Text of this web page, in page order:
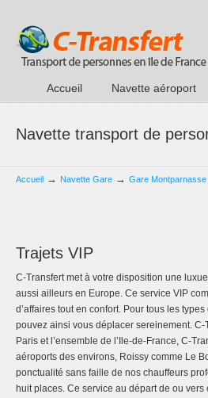
Accueil Navette aéroport
Navette transport de
Accueil → Navette Gare → Gare Montparnasse
Trajets VIP
C-Transfert met à votre disposition une
aussi ailleurs en Europe. Ce service VIP
d’affaires tout en confort. Pour tous les
pouvez ainsi vous déplacer sereinement.
Paris et l’ensemble de l’Ile-de-France, C-
aéroports des environs, Roissy comme Le
ponctualité sans faille de nos chauffeurs
huit places. Ce service au départ de ou